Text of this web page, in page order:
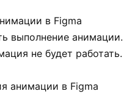
в Figma
выполнение анимации.
не будет работать.
анимации в Figma